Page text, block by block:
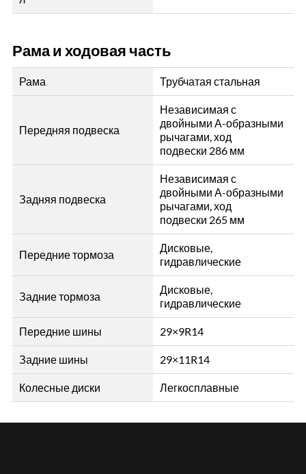
Рама и ходовая часть
Рама Трубчатая стальная
Передняя подвеска
Независимая с
двойными А-образными
рычагами, ход
подвески 286 мм
Задняя подвеска
Независимая с
двойными А-образными
рычагами, ход
подвески 265 мм
Передние тормоза
Дисковые,
гидравлические
Задние тормоза
Дисковые,
гидравлические
Передние шины 29×9R14
Задние шины 29×11R14
Колесные диски Легкосплавные